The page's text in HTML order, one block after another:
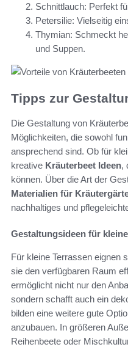
Schnittlauch: Perfekt
Petersilie: Vielseitig
Thymian: Schmeckt
und Suppen.
Tipps zur
Die Gestaltung von
Möglichkeiten, die sowohl
ansprechend sind. Ob für
kreative Kräuterbeet Ideen,
können. Über die Art der
Materialien für
nachhaltiges und
Gestaltungsideen für
Für kleine Terrassen eignen
sie den verfügbaren Raum
ermöglicht nicht nur den
sondern schafft auch ein
bilden eine weitere gute
anzubauen. In größeren
Reihenbeete oder